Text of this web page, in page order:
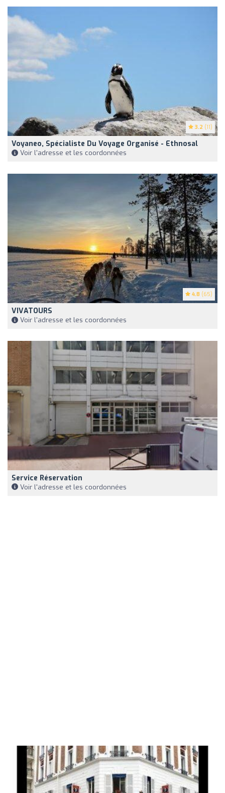
3.2 (11)
Voyaneo, Spécialiste Du Voyage Organisé - Ethnosal
Voir l'adresse et les coordonnées
4.8 (65)
VIVATOURS
Voir l'adresse et les coordonnées
Service Réservation
Voir l'adresse et les coordonnées